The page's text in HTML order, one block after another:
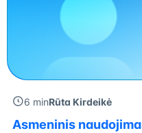
6 minRūta Kirdeikė
Asmeninis